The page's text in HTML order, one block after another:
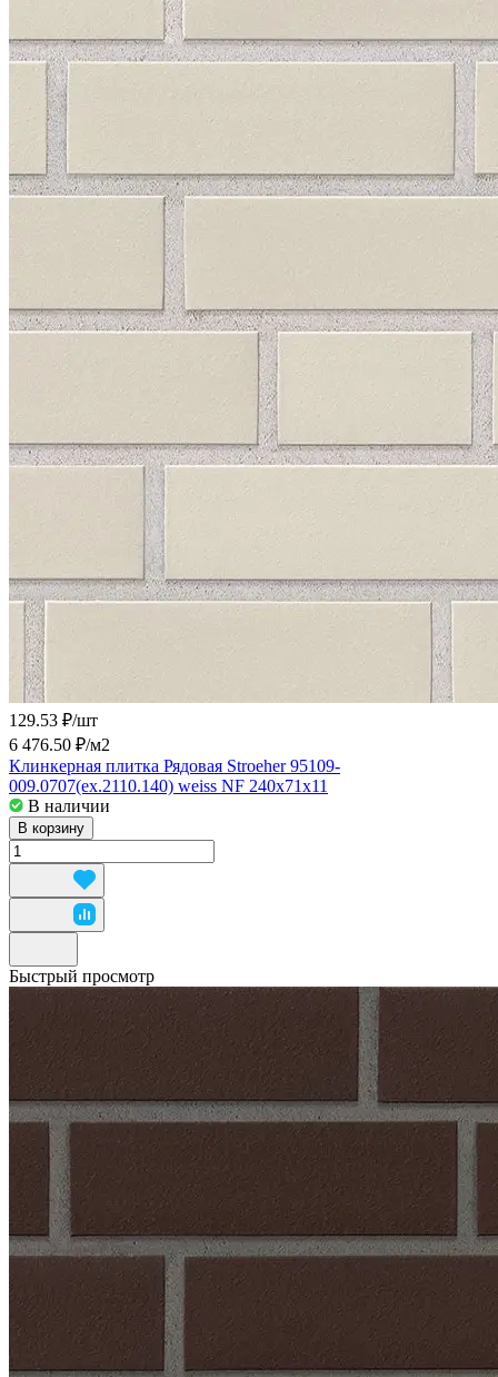
129.53 ₽/шт
6 476.50 ₽/м2
Клинкерная плитка Рядовая Stroeher 95109-
009.0707(ex.2110.140) weiss NF 240x71x11
В наличии
В корзину
Быстрый просмотр